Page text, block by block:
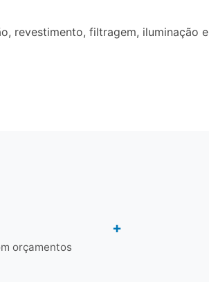
revestimento, filtragem, iluminação e
orçamentos